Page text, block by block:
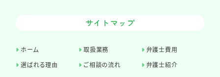
サイトマップ
ホーム 取扱業務
弁護士費用
選ばれる理由
ご相談の流れ
弁護士紹介